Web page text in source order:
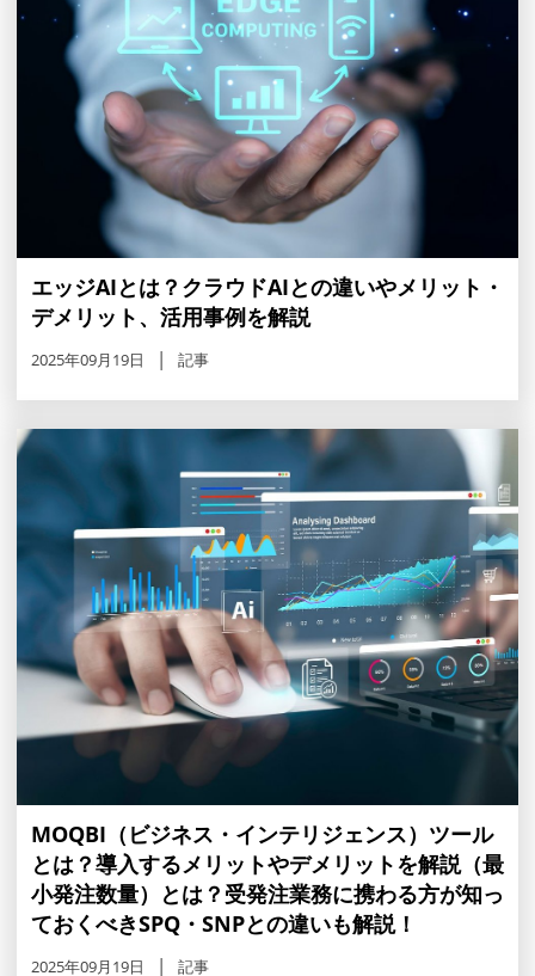
エッジAIとは？クラウドAIとの違いやメリット・
デメリット、活用事例を解説
2025年09月19日 記事
MOQBI（ビジネス・インテリジェンス）ツール
とは？導入するメリットやデメリットを解説（最
小発注数量）とは？受発注業務に携わる方が知っ
ておくべきSPQ・SNPとの違いも解説！
2025年09月19日 記事